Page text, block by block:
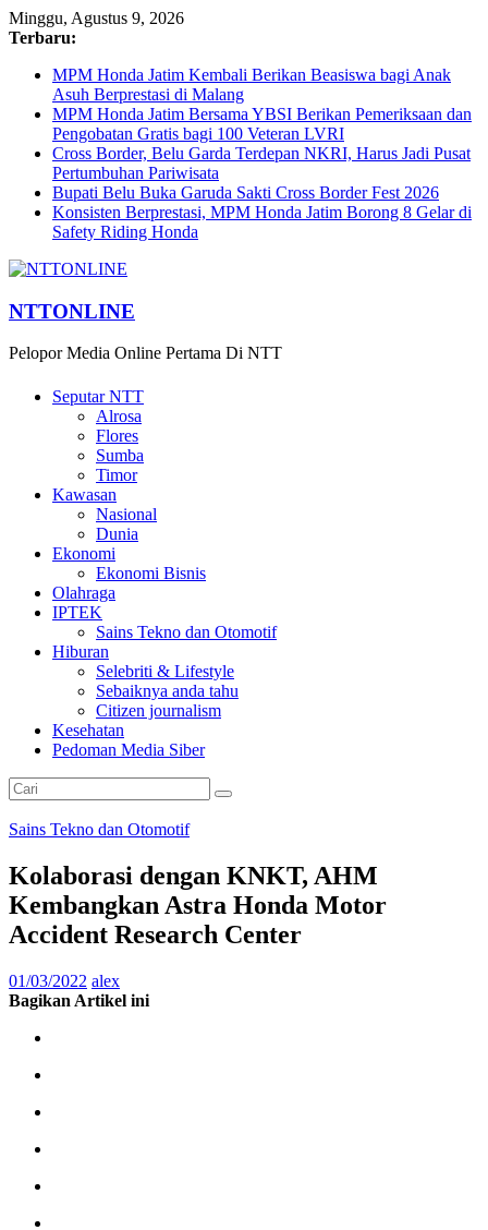
Minggu, Agustus 9, 2026
Terbaru:
MPM Honda Jatim Kembali Berikan Beasiswa bagi Anak
Asuh Berprestasi di Malang
MPM Honda Jatim Bersama YBSI Berikan Pemeriksaan dan
Pengobatan Gratis bagi 100 Veteran LVRI
Cross Border, Belu Garda Terdepan NKRI, Harus Jadi Pusat
Pertumbuhan Pariwisata
Bupati Belu Buka Garuda Sakti Cross Border Fest 2026
Konsisten Berprestasi, MPM Honda Jatim Borong 8 Gelar di
Safety Riding Honda
NTTONLINE
Pelopor Media Online Pertama Di NTT
Seputar NTT
Alrosa
Flores
Sumba
Timor
Kawasan
Nasional
Dunia
Ekonomi
Ekonomi Bisnis
Olahraga
IPTEK
Sains Tekno dan Otomotif
Hiburan
Selebriti & Lifestyle
Sebaiknya anda tahu
Citizen journalism
Kesehatan
Pedoman Media Siber
Sains Tekno dan Otomotif
Kolaborasi dengan KNKT, AHM
Kembangkan Astra Honda Motor
Accident Research Center
01/03/2022 alex
Bagikan Artikel ini